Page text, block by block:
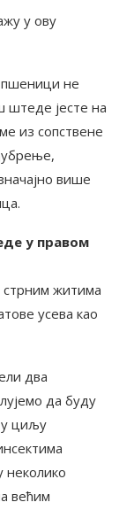
у ову
не
штеде јесте на
из сопствене
више
у правом
житима
усева као
два
да буду
у циљу
неколико
већим